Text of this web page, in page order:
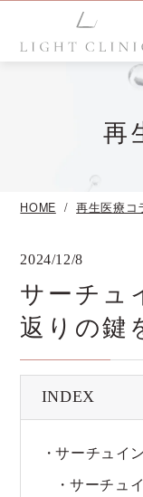
再
HOME 再生医療コ
2024/12/8
サーチュ
返りの鍵
INDEX
サーチュイ
サーチュ